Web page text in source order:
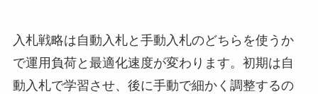
入札戦略は自動入札と手動入札のどちらを使うか
で運用負荷と最適化速度が変わります。初期は自
動入札で学習させ、後に手動で細かく調整するの